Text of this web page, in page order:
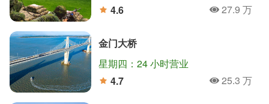
4.6
人氣27.9 万
金门大桥
星期四：24 小时营业
4.7
人氣25.3 万